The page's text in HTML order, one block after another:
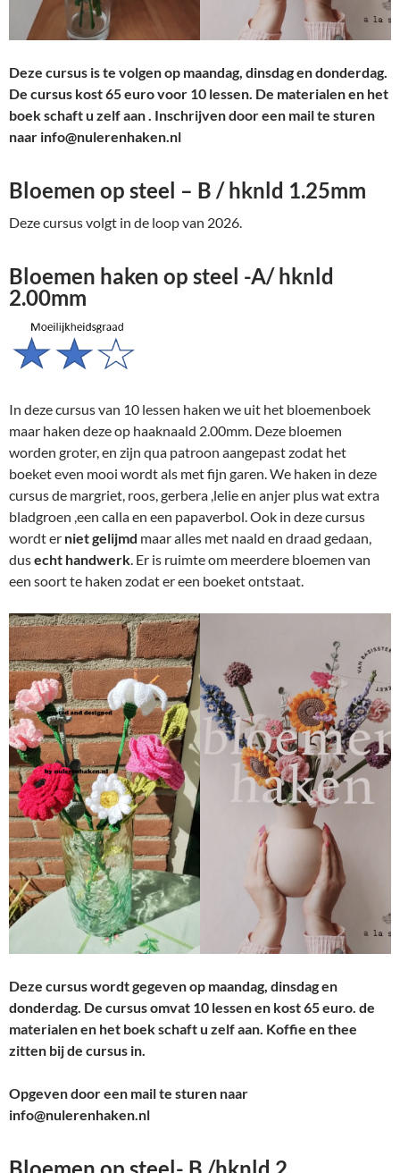
Deze cursus is te volgen op maandag, dinsdag en donderdag.
De cursus kost 65 euro voor 10 lessen. De materialen en het
boek schaft u zelf aan . Inschrijven door een mail te sturen
naar info@nulerenhaken.nl
Bloemen op steel – B / hknld 1.25mm
Deze cursus volgt in de loop van 2026.
Bloemen haken op steel -A/ hknld
2.00mm
In deze cursus van 10 lessen haken we uit het bloemenboek
maar haken deze op haaknaald 2.00mm. Deze bloemen
worden groter, en zijn qua patroon aangepast zodat het
boeket even mooi wordt als met fijn garen. We haken in deze
cursus de margriet, roos, gerbera ,lelie en anjer plus wat extra
bladgroen ,een calla en een papaverbol. Ook in deze cursus
wordt er niet gelijmd maar alles met naald en draad gedaan,
dusecht handwerk. Er is ruimte om meerdere bloemen van
een soort te haken zodat er een boeket ontstaat.
Deze cursus wordt gegeven op maandag, dinsdag en
donderdag. De cursus omvat 10 lessen en kost 65 euro. de
materialen en het boek schaft u zelf aan. Koffie en thee
zitten bij de cursus in.
Opgeven door een mail te sturen naar
info@nulerenhaken.nl